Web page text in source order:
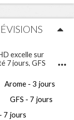
excelle sur
7 jours, GFS
pour
permettent
Arome - 3 jours
GFS - 7 jours
7 jours